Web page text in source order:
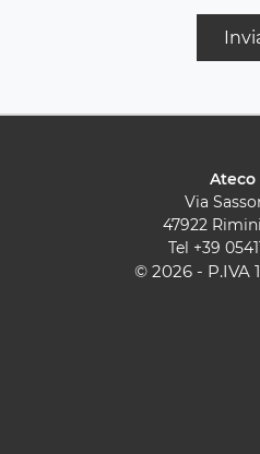
Ateco
Via
47922
Tel +39
© 2026 - P.IVA